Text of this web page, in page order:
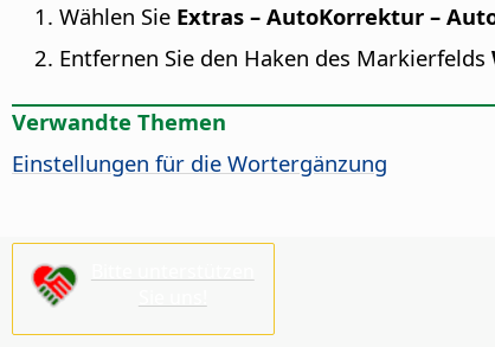
Wählen Sie Extras – AutoKorrektur –
Entfernen Sie den Haken des Markierfelds
Verwandte Themen
Einstellungen für die Wortergänzung